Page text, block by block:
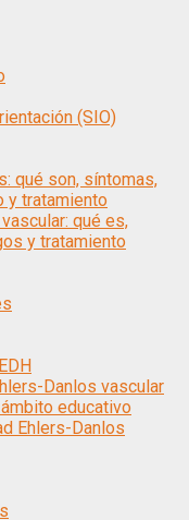
(SIO)
qué son, síntomas,
y tratamiento
qué es,
y tratamiento
Danlos vascular
educativo
Ehlers-Danlos